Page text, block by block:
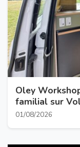
Oley
familial sur
01/08/2026